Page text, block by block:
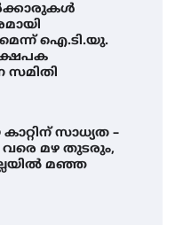
ഐ.ടി.യു.
സാധ്യത –
വരെ മഴ തുടരും,
മഞ്ഞ